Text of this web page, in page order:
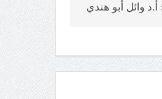
أ.د وائل أبو هندي